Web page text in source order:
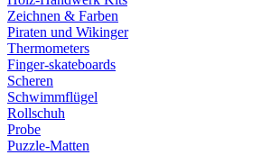
Zeichnen & Farben
Piraten und Wikinger
Thermometers
Finger-skateboards
Scheren
Schwimmflügel
Rollschuh
Probe
Puzzle-Matten